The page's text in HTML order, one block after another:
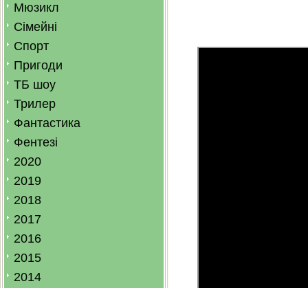
Мюзикл
Сімейні
Спорт
Пригоди
ТБ шоу
Трилер
Фантастика
Фентезі
2020
2019
2018
2017
2016
2015
2014